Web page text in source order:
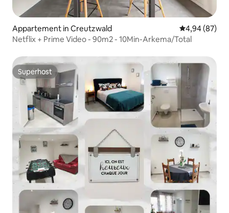
Appartement in Creutzwald Gemiddelde
4,94 (87)
Netflix + Prime Video - 90m2 - 10Min-Arkema/Total
Superhost
Superhost